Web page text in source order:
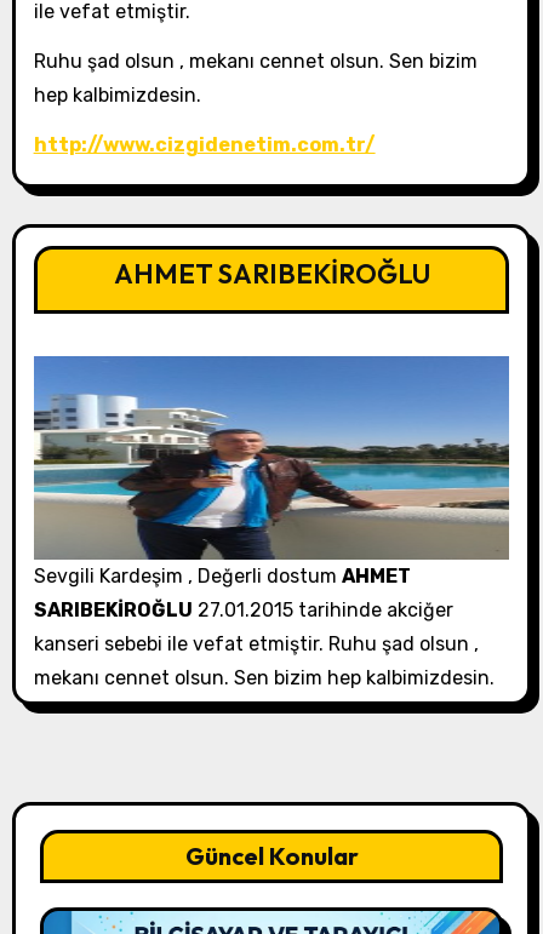
ile vefat etmiştir.
Ruhu şad olsun , mekanı cennet olsun. Sen bizim
hep kalbimizdesin.
http://www.cizgidenetim.com.tr/
AHMET SARIBEKİROĞLU
Sevgili Kardeşim , Değerli dostum AHMET
SARIBEKİROĞLU 27.01.2015 tarihinde akciğer
kanseri sebebi ile vefat etmiştir. Ruhu şad olsun ,
mekanı cennet olsun. Sen bizim hep kalbimizdesin.
Güncel Konular